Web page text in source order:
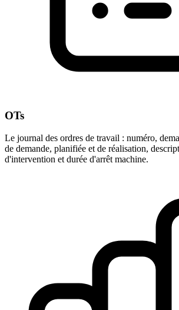
OTs
Le journal des ordres de travail : numéro,
de demande, planifiée et de réalisation,
d'intervention et durée d'arrêt machine.